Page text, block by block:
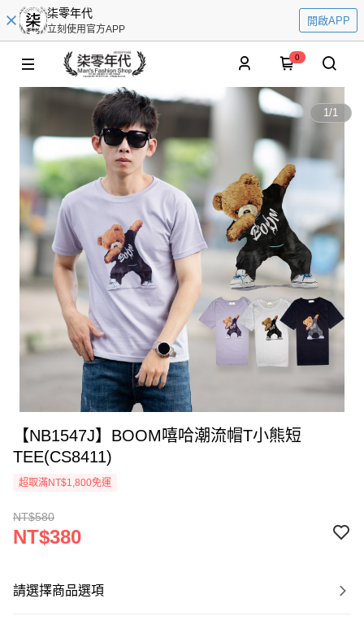
柒零年代
立刻使用官方APP
開啟APP
0
1/1
【NB1547J】BOOM嘻哈潮流帽T小熊短
TEE(CS8411)
超取滿NT$1,800免運
NT$580
NT$380
請選擇商品選項